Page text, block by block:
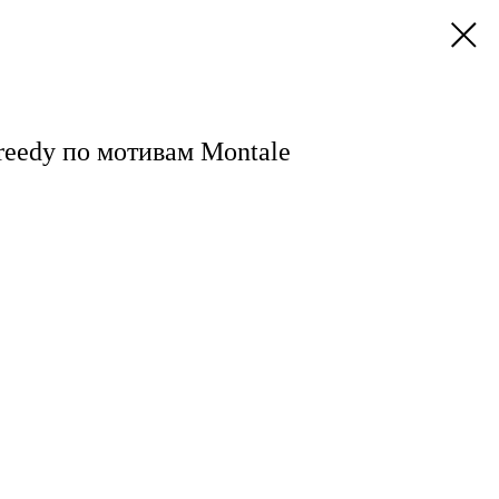
по мотивам Montale